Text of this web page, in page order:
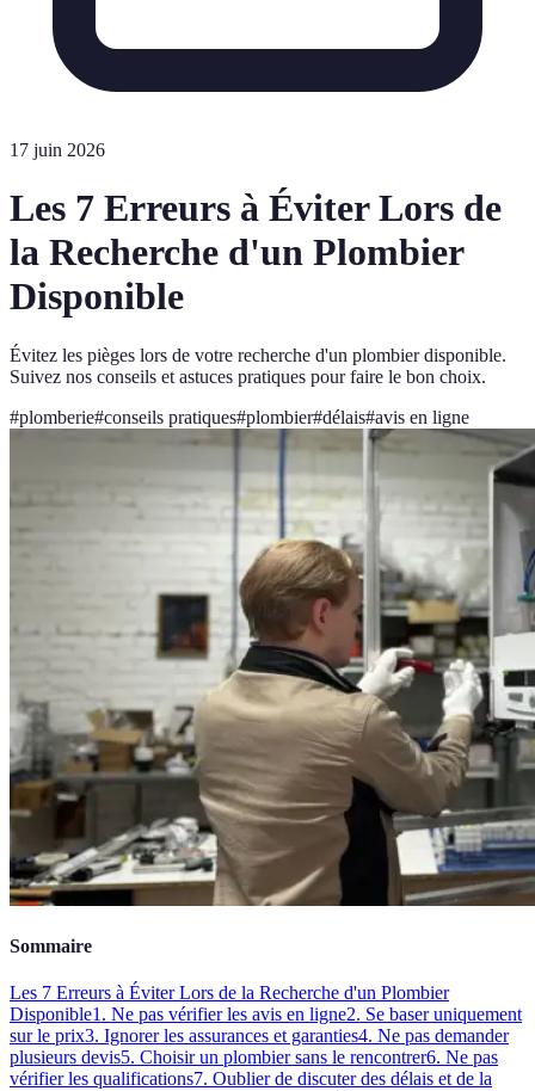
17 juin 2026
Les 7 Erreurs à Éviter Lors de
la Recherche d'un Plombier
Disponible
Évitez les pièges lors de votre recherche d'un plombier disponible.
Suivez nos conseils et astuces pratiques pour faire le bon choix.
#plomberie#conseils pratiques#plombier#délais#avis en ligne
Sommaire
Les 7 Erreurs à Éviter Lors de la Recherche d'un Plombier
Disponible1. Ne pas vérifier les avis en ligne2. Se baser uniquement
sur le prix3. Ignorer les assurances et garanties4. Ne pas demander
plusieurs devis5. Choisir un plombier sans le rencontrer6. Ne pas
vérifier les qualifications7. Oublier de discuter des délais et de la